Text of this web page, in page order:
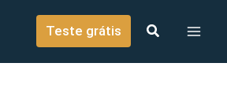
Teste grátis